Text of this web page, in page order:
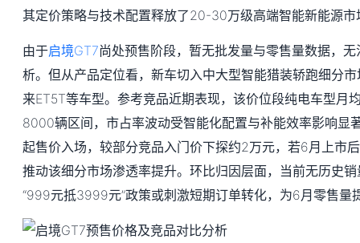
其定价策略与技术配置释放了20-30万级高端智能新能源
由于启境GT7尚处预售阶段，暂无批发量与零售量数据，
析。但从产品定位看，新车切入中大型智能猎装轿跑细分
来ET5T等车型。参考竞品近期表现，该价位段纯电车型月
8000辆区间，市占率波动受智能化配置与补能效率影响显
起售价入场，较部分竞品入门价下探约2万元，若6月上市
推动该细分市场渗透率提升。环比归因层面，当前无历史
“999元抵3999元”政策或刺激短期订单转化，为6月零售量